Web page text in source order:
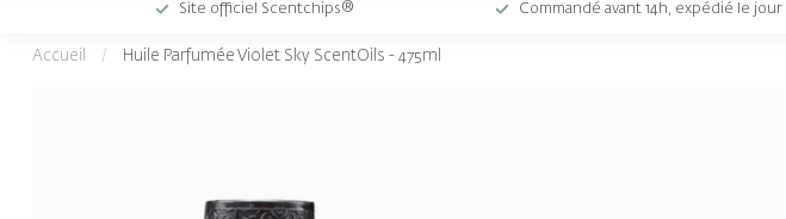
Site officiel Scentchips® Commandé avant 14h, expédié le
Accueil / Huile Parfumée Violet Sky ScentOils - 475ml